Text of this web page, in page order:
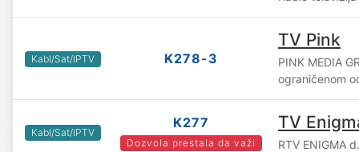
Kabl/Sat/IPTV K278-3
TV Pink
PINK MEDIA
ograničenom
Kabl/Sat/IPTV
K277
Dozvola prestala da važi
TV
RTV ENIGMA